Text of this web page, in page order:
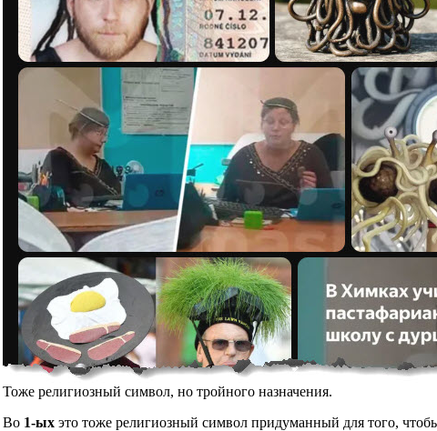
Тоже религиозный символ, но тройного назначения.
Во 1-ых это тоже религиозный символ придуманный для того,